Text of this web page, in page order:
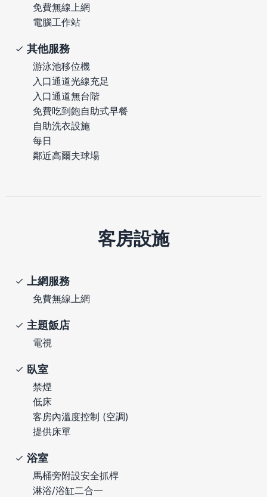
免費無線上網
電腦工作站
其他服務
游泳池移位機
入口通道光線充足
入口通道無台階
免費吃到飽自助式早餐
自助洗衣設施
每日
鄰近高爾夫球場
客房設施
上網服務
免費無線上網
主題飯店
電視
臥室
禁煙
低床
客房內溫度控制 (空調)
提供床單
浴室
馬桶旁附設安全抓桿
淋浴/浴缸二合一